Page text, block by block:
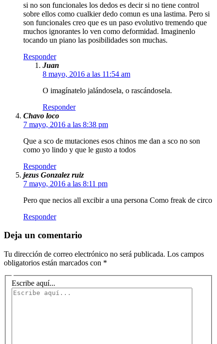
si no son funcionales los dedos es decir si no tiene control
sobre ellos como cualkier dedo comun es una lastima. Pero si
son funcionales creo que es un paso evolutivo tremendo que
muchos ignorantes lo ven como deformidad. Imaginenlo
tocando un piano las posibilidades son muchas.
Responder
Juan
8 mayo, 2016 a las 11:54 am
O imagínatelo jalándosela, o rascándosela.
Responder
Chavo loco
7 mayo, 2016 a las 8:38 pm
Que a sco de mutaciones esos chinos me dan a sco no son
como yo lindo y que le gusto a todos
Responder
jezus Gonzalez ruiz
7 mayo, 2016 a las 8:11 pm
Pero que necios all excibir a una persona Como freak de circo
Responder
Deja un comentario
Tu dirección de correo electrónico no será publicada. Los campos
obligatorios están marcados con *
Escribe aquí...